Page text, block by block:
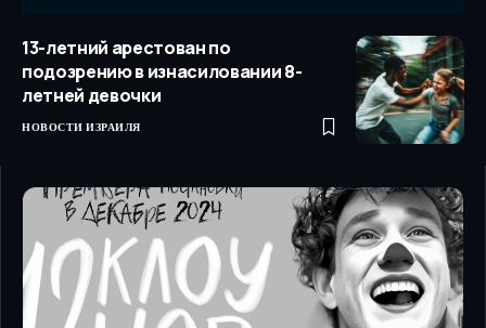
13-летний арестован по
подозрению в изнасиловании 8-
летней девочки
НОВОСТИ ИЗРАИЛЯ